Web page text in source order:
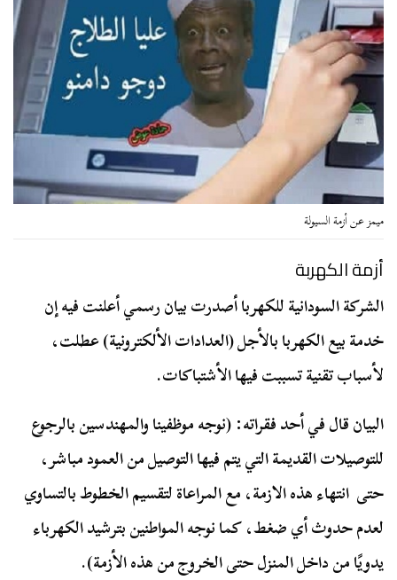
ميمز عن أزمة السيولة
أزمة الكهربة
الشركة السودانية للكهربا أصدرت بيان رسمي أعلنت فيه إن
خدمة بيع الكهربا بالأجل (العدادات الألكترونية) عطلت،
لأسباب تقنية تسببت فيها الأشتباكات.
البيان قال في أحد فقراته: (نوجه موظفينا والمهندسين بالرجوع
للتوصيلات القديمة التي يتم فيها التوصيل من العمود مباشر،
حتى انتهاء هذه الازمة، مع المراعاة لتقسيم الخطوط بالتساوي
لعدم حدوث أي ضغط، كما نوجه المواطنين بترشيد الكهرباء
يدويًا من داخل المنزل حتى الخروج من هذه الأزمة).